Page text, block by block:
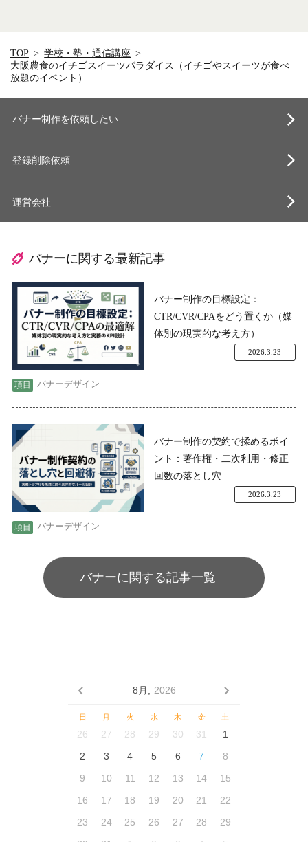
TOP
学校・塾・通信講座
大阪農食のイチゴスイーツパラダイス（イチゴやスイーツが食べ
放題のイベント）
バナー制作を依頼したい
登録削除依頼
運営会社
バナーに関する最新記事
バナー制作の目標設定：
CTR/CVR/CPAをどう置くか（媒
体別の現実的な考え方）
バナーデザイン
2026.3.23
バナー制作の契約で揉めるポイ
ント：著作権・二次利用・修正
回数の落とし穴
バナーデザイン
2026.3.23
バナーに関する記事一覧
8月, 2026
日 月 火 水 木 金 土
26 27 28 29 30 31
1
2
3 4 5 6 7
8
9
10 11 12 13 14
15
16
17 18 19 20 21
22
23
24 25 26 27 28
29